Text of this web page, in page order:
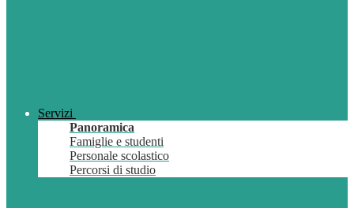
Servizi
Panoramica
Famiglie e studenti
Personale scolastico
Percorsi di studio